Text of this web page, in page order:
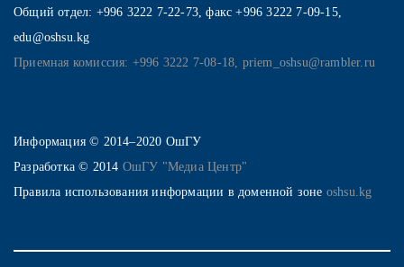
Общий отдел: +996 3222 7-22-73, факс +996 3222 7-09-15,
edu@oshsu.kg
Приемная комиссия: +996 3222 7-08-18, priem_oshsu@rambler.ru
Информация © 2014–2020 ОшГУ
Разработка © 2014 ОшГУ "Медиа Центр"
Правила использования информации в доменной зоне oshsu.kg